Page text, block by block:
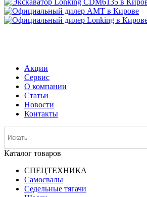
Акции
Сервис
О компании
Статьи
Новости
Контакты
Каталог товаров
СПЕЦТЕХНИКА
Самосвалы
Седельные тягачи